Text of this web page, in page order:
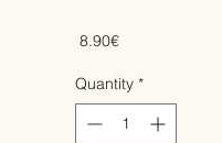
‏8.90 ‏€Price
Quantity *